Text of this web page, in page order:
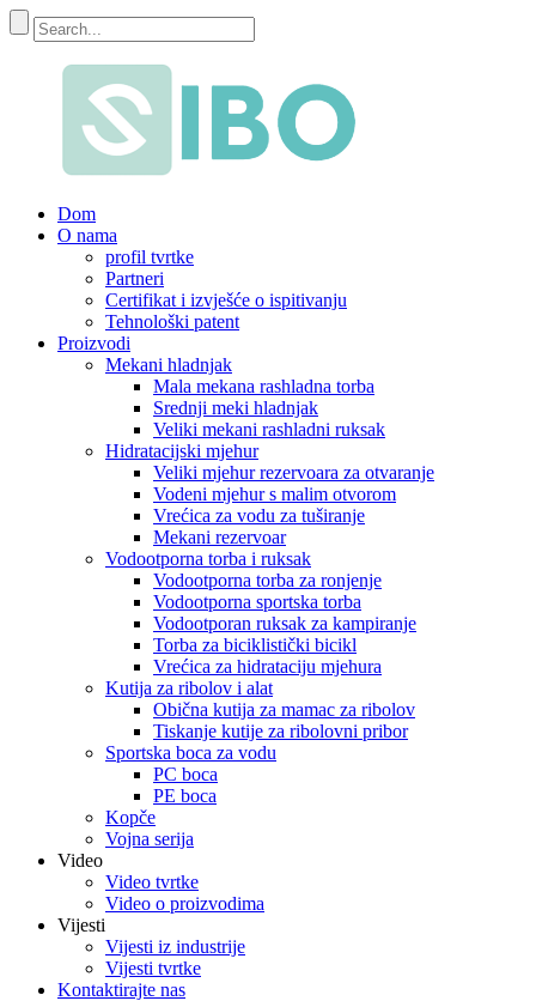
Dom
O nama
profil tvrtke
Partneri
Certifikat i izvješće o ispitivanju
Tehnološki patent
Proizvodi
Mekani hladnjak
Mala mekana rashladna torba
Srednji meki hladnjak
Veliki mekani rashladni ruksak
Hidratacijski mjehur
Veliki mjehur rezervoara za otvaranje
Vodeni mjehur s malim otvorom
Vrećica za vodu za tuširanje
Mekani rezervoar
Vodootporna torba i ruksak
Vodootporna torba za ronjenje
Vodootporna sportska torba
Vodootporan ruksak za kampiranje
Torba za biciklistički bicikl
Vrećica za hidrataciju mjehura
Kutija za ribolov i alat
Obična kutija za mamac za ribolov
Tiskanje kutije za ribolovni pribor
Sportska boca za vodu
PC boca
PE boca
Kopče
Vojna serija
Video
Video tvrtke
Video o proizvodima
Vijesti
Vijesti iz industrije
Vijesti tvrtke
Kontaktirajte nas